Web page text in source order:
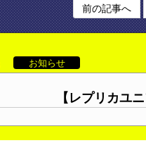
前の記事へ
お知らせ
【レプリカユ